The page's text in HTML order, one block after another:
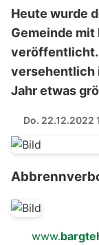
Heute wurde
Gemeinde
veröffentlicht.
versehentlich
Jahr etwas
Do. 22.12.2022
www.